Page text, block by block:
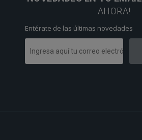
AHORA!
Entérate de las últimas novedades